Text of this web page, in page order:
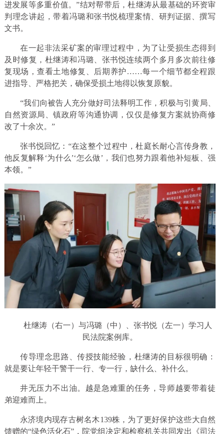
进发展等多重价值。”结对帮带后，杜继涛从最基础的环资审
判理念讲起，带着冯璐和张书悦梳理案情、研判证据、撰写
文书。
在一起非法采矿案的审理过程中，为了让受损生态得到
及时修复，杜继涛和冯璐、张书悦连续两个多月多次前往修
复现场，查看土地修复、后期养护……每一个细节都全程跟
进指导、严格把关，确保受损土地得以恢复原貌。
“我们向被告人充分做好司法释明工作，积极与引黄局、
自然资源局、镇政府等沟通协调，仅仅是修复方案就协商修
改了十余次。”
张书悦回忆：“在这整个过程中，杜庭长耐心言传身教，
他反复解释‘为什么’‘怎么做’，我们也努力跟着他补短板、强
本领。”
杜继涛（右一）与冯璐（中）、张书悦（左一）学习人
民法院案例库。
传导理念思路、传授技能经验，杜继涛的目标很明确：
就是要让年轻干警干一行、专一行，缺什么、补什么。
井无压力不出油。越是急难重的任务，导师越要带着徒
弟迎难而上。
永济境内现存古树名木139株，为了更好保护这些大自然
馈赠的“绿色活化石”，院党组决定和检察机关共同发出《司法